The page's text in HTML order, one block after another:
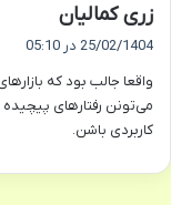
زری کمالیان
ف
:
25/02/1404 در 05:10
واقعا جالب بود که
می‌تونن رفتارهای
کاربردی باشن.